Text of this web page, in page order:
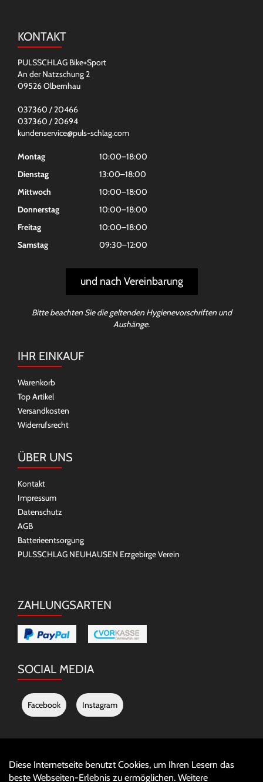
KONTAKT
PULSSCHLAG Bike+Sport
An der Natzschung 2
09526 Olbernhau
037360 / 20466
037360 / 20694
kundenservice@puls-schlag.com
Montag
10:00–18:00
Dienstag
13:00–18:00
Mittwoch
10:00–18:00
Donnerstag
10:00–18:00
Freitag
10:00–18:00
Samstag
09:30–12:00
und nach Vereinbarung
Bitte beachten Sie die geltenden Hygienevorschriften und
Aushänge.
IHR EINKAUF
Warenkorb
Top Artikel
Versandkosten
Widerrufsrecht
ÜBER UNS
Kontakt
Impressum
Datenschutz
AGB
Batterieentsorgung
PULSSCHLAG NEUHAUSEN Erzgebirge Verein
ZAHLUNGSARTEN
SOCIAL MEDIA
Facebook Instagram
Diese Internetseite benutzt Cookies, um Ihren Lesern das
beste Webseiten-Erlebnis zu ermöglichen. Weitere
Auftrag widerrufen